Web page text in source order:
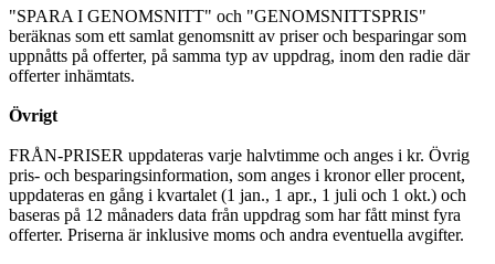
"SPARA I GENOMSNITT" och "GENOMSNITTSPRIS"
beräknas som ett samlat genomsnitt av priser och besparingar som
uppnåtts på offerter, på samma typ av uppdrag, inom den radie där
offerter inhämtats.
Övrigt
FRÅN-PRISER uppdateras varje halvtimme och anges i kr. Övrig
pris- och besparingsinformation, som anges i kronor eller procent,
uppdateras en gång i kvartalet (1 jan., 1 apr., 1 juli och 1 okt.) och
baseras på 12 månaders data från uppdrag som har fått minst fyra
offerter. Priserna är inklusive moms och andra eventuella avgifter.